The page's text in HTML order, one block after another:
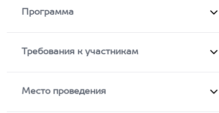
Программа
Требования к участникам
Место проведения